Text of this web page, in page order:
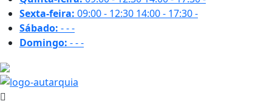
Sexta-feira: 09:00 - 12:30 14:00 - 17:30-
Sábado: ---
Domingo: ---